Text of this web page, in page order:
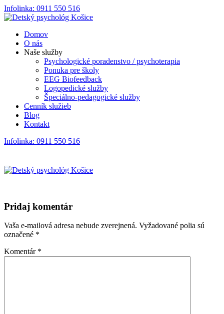
Infolinka: 0911 550 516
Domov
O nás
Naše služby
Psychologické poradenstvo / psychoterapia
Ponuka pre školy
EEG Biofeedback
Logopedické služby
Špeciálno-pedagogické služby
Cenník služieb
Blog
Kontakt
Infolinka: 0911 550 516
Pridaj komentár
Vaša e-mailová adresa nebude zverejnená. Vyžadované polia sú
označené *
Komentár *